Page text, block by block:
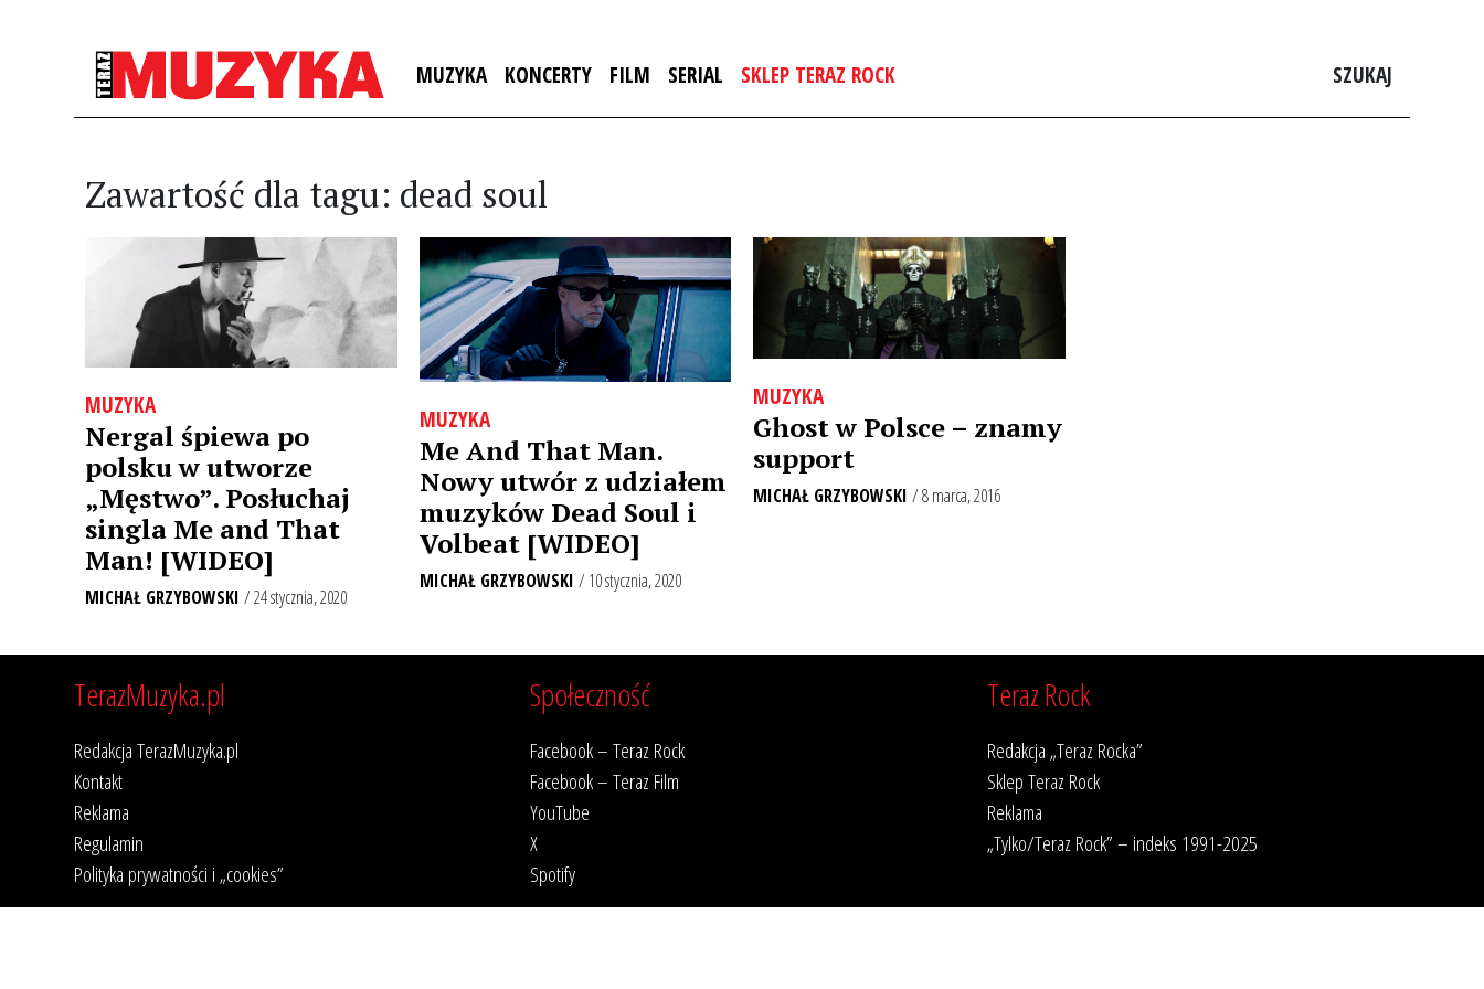
MUZYKA KONCERTY FILM SERIAL SKLEP TERAZ ROCK SZUKAJ
Zawartość dla tagu: dead soul
MUZYKA
Nergal śpiewa po
polsku w utworze
„Męstwo”. Posłuchaj
singla Me and That
Man! [WIDEO]
MICHAŁ GRZYBOWSKI / 24 stycznia, 2020
MUZYKA
Me And That Man.
Nowy utwór z udziałem
muzyków Dead Soul i
Volbeat [WIDEO]
MICHAŁ GRZYBOWSKI / 10 stycznia, 2020
MUZYKA
Ghost w Polsce – znamy
support
MICHAŁ GRZYBOWSKI / 8 marca, 2016
TerazMuzyka.pl
Redakcja TerazMuzyka.pl
Kontakt
Reklama
Regulamin
Polityka prywatności i „cookies”
Społeczność
Facebook – Teraz Rock
Facebook – Teraz Film
YouTube
X
Spotify
Teraz Rock
Redakcja „Teraz Rocka”
Sklep Teraz Rock
Reklama
„Tylko/Teraz Rock” – indeks 1991-2025